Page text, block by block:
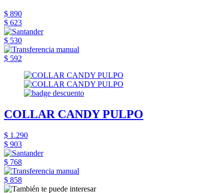
$ 890
$ 623
$ 530
$ 592
COLLAR CANDY PULPO
$ 1.290
$ 903
$ 768
$ 858